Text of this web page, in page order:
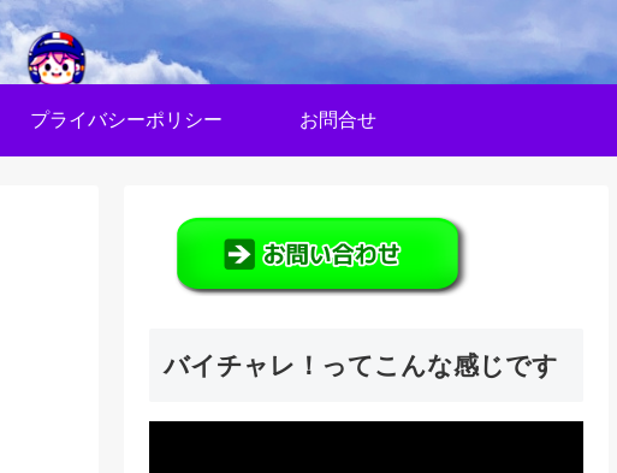
プライバシーポリシー お問合せ
バイチャレ！ってこんな感じです